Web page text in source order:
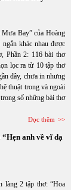
Bay” của Hoàng
khác nhau được
Phần 2: 116 bài thơ
lọc ra từ 10 tập thơ
đây, chưa in nhưng
thuật trong và ngoài
số những bài thơ
Đọc thêm
anh về vĩ dạ
làng 2 tập thơ: “Hoa